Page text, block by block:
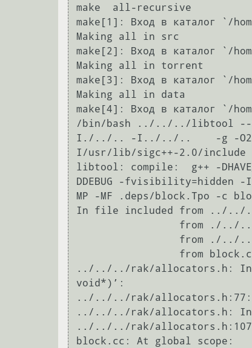
make  all-recursive
make[1]: Вход в каталог `/
Making all in src
make[2]: Вход в каталог `/
Making all in torrent
make[3]: Вход в каталог `/
Making all in data
make[4]: Вход в каталог `/
/bin/bash ../../../libtool --
I./../.. -I../../..    -g -O2 -g
I/usr/lib/sigc++-2.0/include
libtool: compile:  g++ -
DDEBUG -
MP -MF .deps/block.Tpo -c
In file included from ../../
../../../rak/allocators.h: In
void*)’:
../../../rak/allocators.h:77:
../../../rak/allocators.h: In
../../../rak/allocators.h:107:
block.cc: At global scope: